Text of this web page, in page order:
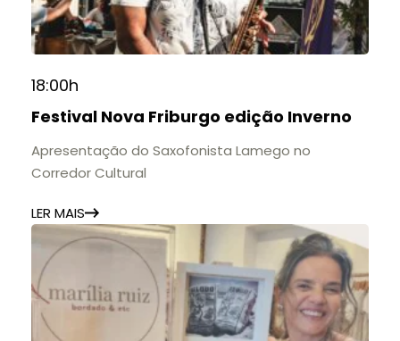
formação de gerações.
📍 Casarão Julius Arp
📅 Até 30 de setembro
11h às 17h
🎟️ Entrada gratuita.
18:00h
Festival Nova Friburgo edição Inverno
Apresentação do Saxofonista Lamego no
Corredor Cultural
LER MAIS